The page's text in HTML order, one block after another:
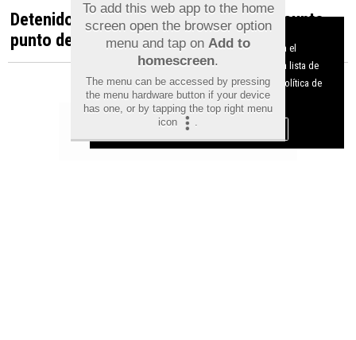
Detenido en Albatera por dirigir un presunto
punto de venta de droga desde una vivienda
To add this web app to the home
screen open the browser option
menu and tap on Add to
homescreen.
The menu can be accessed by pressing
the menu hardware button if your device
has one, or by tapping the top right menu
icon
.
Aviso sobre el Uso de cookies:
Utilizamos cookies nuestras y de terceros para el
funcionamiento del digital. Puedes consultar la lista de
cookies y como desconectarlas. Ver nuestra Política de
Privacidad y Cookies
Aceptar Cookies